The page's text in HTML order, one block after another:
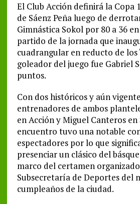
El Club Acción definirá la Copa
de Sáenz Peña luego de
Gimnástica Sokol por 80 a 36
partido de la jornada que
cuadrangular en reducto de los
goleador del juego fue Gabriel
puntos.
Con dos históricos y aún
entrenadores de ambos
en Acción y Miguel Canteros en
encuentro tuvo una notable
espectadores por lo que
presenciar un clásico del
marco del certamen
Subsecretaría de Deportes del
cumpleaños de la ciudad.